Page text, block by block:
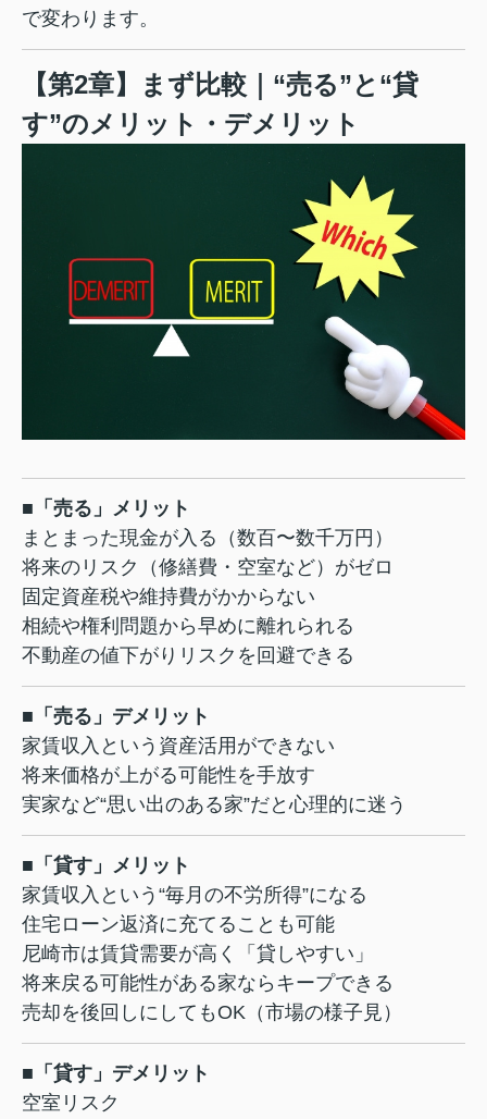
で変わります。
【第2章】まず比較｜“売る”と“貸
す”のメリット・デメリット
■「売る」メリット
まとまった現金が入る（数百〜数千万円）
将来のリスク（修繕費・空室など）がゼロ
固定資産税や維持費がかからない
相続や権利問題から早めに離れられる
不動産の値下がりリスクを回避できる
■「売る」デメリット
家賃収入という資産活用ができない
将来価格が上がる可能性を手放す
実家など“思い出のある家”だと心理的に迷う
■「貸す」メリット
家賃収入という“毎月の不労所得”になる
住宅ローン返済に充てることも可能
尼崎市は賃貸需要が高く「貸しやすい」
将来戻る可能性がある家ならキープできる
売却を後回しにしてもOK（市場の様子見）
■「貸す」デメリット
空室リスク